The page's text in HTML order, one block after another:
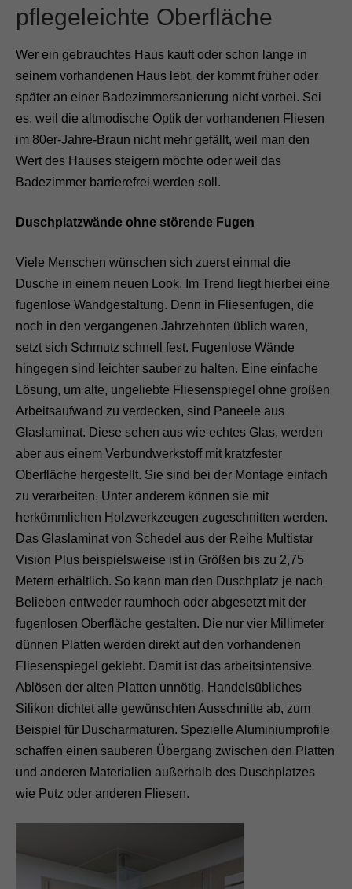
pflegeleichte Oberfläche
Wer ein gebrauchtes Haus kauft oder schon lange in
seinem vorhandenen Haus lebt, der kommt früher oder
später an einer Badezimmersanierung nicht vorbei. Sei
es, weil die altmodische Optik der vorhandenen Fliesen
im 80er-Jahre-Braun nicht mehr gefällt, weil man den
Wert des Hauses steigern möchte oder weil das
Badezimmer barrierefrei werden soll.
Duschplatzwände ohne störende Fugen
Viele Menschen wünschen sich zuerst einmal die
Dusche in einem neuen Look. Im Trend liegt hierbei eine
fugenlose Wandgestaltung. Denn in Fliesenfugen, die
noch in den vergangenen Jahrzehnten üblich waren,
setzt sich Schmutz schnell fest. Fugenlose Wände
hingegen sind leichter sauber zu halten. Eine einfache
Lösung, um alte, ungeliebte Fliesenspiegel ohne großen
Arbeitsaufwand zu verdecken, sind Paneele aus
Glaslaminat. Diese sehen aus wie echtes Glas, werden
aber aus einem Verbundwerkstoff mit kratzfester
Oberfläche hergestellt. Sie sind bei der Montage einfach
zu verarbeiten. Unter anderem können sie mit
herkömmlichen Holzwerkzeugen zugeschnitten werden.
Das Glaslaminat von Schedel aus der Reihe Multistar
Vision Plus beispielsweise ist in Größen bis zu 2,75
Metern erhältlich. So kann man den Duschplatz je nach
Belieben entweder raumhoch oder abgesetzt mit der
fugenlosen Oberfläche gestalten. Die nur vier Millimeter
dünnen Platten werden direkt auf den vorhandenen
Fliesenspiegel geklebt. Damit ist das arbeitsintensive
Ablösen der alten Platten unnötig. Handelsübliches
Silikon dichtet alle gewünschten Ausschnitte ab, zum
Beispiel für Duscharmaturen. Spezielle Aluminiumprofile
schaffen einen sauberen Übergang zwischen den Platten
und anderen Materialien außerhalb des Duschplatzes
wie Putz oder anderen Fliesen.